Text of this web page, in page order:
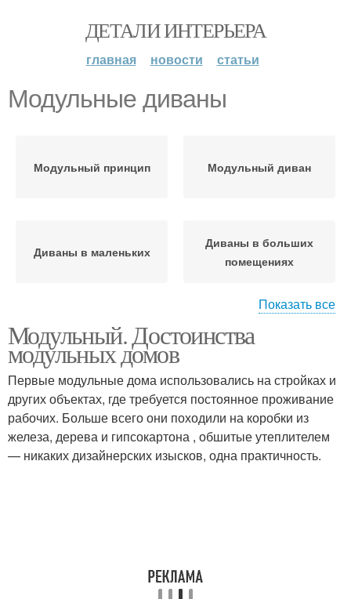
ДЕТАЛИ ИНТЕРЬЕРА
главная новости статьи
Модульные диваны
Модульный принцип Модульный диван
Диваны в маленьких
Диваны в больших
помещениях
Диван для сна Модульный блок
Показать все
Модульный. Достоинства
модульных домов
Первые модульные дома использовались на стройках и
других объектах, где требуется постоянное проживание
рабочих. Больше всего они походили на коробки из
железа, дерева и гипсокартона , обшитые утеплителем
— никаких дизайнерских изысков, одна практичность.